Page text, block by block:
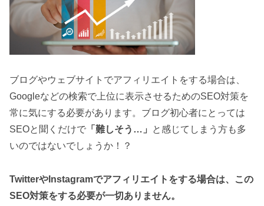
ブログやウェブサイトでアフィリエイトをする場合は、
Googleなどの検索で上位に表示させるためのSEO対策を
常に気にする必要があります。ブログ初心者にとっては
SEOと聞くだけで 「難しそう…」
と感じてしまう方も多
いのではないでしょうか！？
TwitterやInstagramでアフィリエイトをする場合は、この
SEO対策をする必要が一切ありません。